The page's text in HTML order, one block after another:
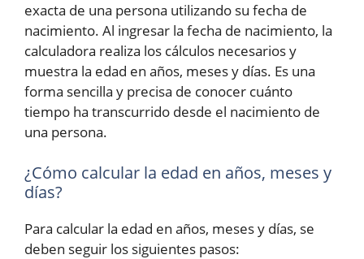
exacta de una persona utilizando su fecha de
nacimiento. Al ingresar la fecha de nacimiento, la
calculadora realiza los cálculos necesarios y
muestra la edad en años, meses y días. Es una
forma sencilla y precisa de conocer cuánto
tiempo ha transcurrido desde el nacimiento de
una persona.
¿Cómo calcular la edad en años, meses y
días?
Para calcular la edad en años, meses y días, se
deben seguir los siguientes pasos: